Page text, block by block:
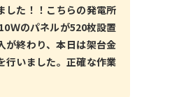
した！！こちらの発電所
Ｗのパネルが520枚設置
が終わり、本日は架台金
行いました。正確な作業